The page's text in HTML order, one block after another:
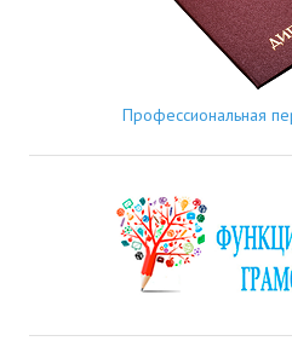
Профессиональная